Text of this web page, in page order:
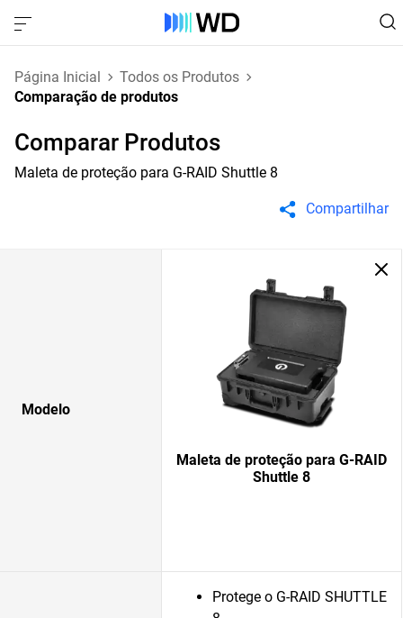
Página Inicial
Todos os Produtos
Comparação de produtos
Comparar Produtos
Maleta de proteção para G-RAID Shuttle 8
Compartilhar
Modelo
Maleta de proteção para G-RAID
Shuttle 8
Protege o G-RAID SHUTTLE